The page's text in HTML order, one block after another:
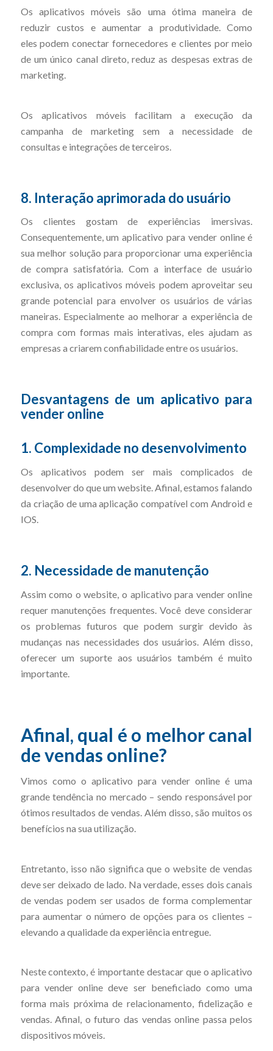
Os aplicativos móveis são uma ótima maneira de
reduzir custos e aumentar a produtividade. Como
eles podem conectar fornecedores e clientes por meio
de um único canal direto, reduz as despesas extras de
marketing.
Os aplicativos móveis facilitam a execução da
campanha de marketing sem a necessidade de
consultas e integrações de terceiros.
8. Interação aprimorada do usuário
Os clientes gostam de experiências imersivas.
Consequentemente, um aplicativo para vender online é
sua melhor solução para proporcionar uma experiência
de compra satisfatória. Com a interface de usuário
exclusiva, os aplicativos móveis podem aproveitar seu
grande potencial para envolver os usuários de várias
maneiras. Especialmente ao melhorar a experiência de
compra com formas mais interativas, eles ajudam as
empresas a criarem confiabilidade entre os usuários.
Desvantagens de um aplicativo para
vender online
1. Complexidade no desenvolvimento
Os aplicativos podem ser mais complicados de
desenvolver do que um website. Afinal, estamos falando
da criação de uma aplicação compatível com Android e
IOS.
2. Necessidade de manutenção
Assim como o website, o aplicativo para vender online
requer manutenções frequentes. Você deve considerar
os problemas futuros que podem surgir devido às
mudanças nas necessidades dos usuários. Além disso,
oferecer um suporte aos usuários também é muito
importante.
Afinal, qual é o melhor canal
de vendas online?
Vimos como o aplicativo para vender online é uma
grande tendência no mercado – sendo responsável por
ótimos resultados de vendas. Além disso, são muitos os
benefícios na sua utilização.
Entretanto, isso não significa que o website de vendas
deve ser deixado de lado. Na verdade, esses dois canais
de vendas podem ser usados de forma complementar
para aumentar o número de opções para os clientes –
elevando a qualidade da experiência entregue.
Neste contexto, é importante destacar que o aplicativo
para vender online deve ser beneficiado como uma
forma mais próxima de relacionamento, fidelização e
vendas. Afinal, o futuro das vendas online passa pelos
dispositivos móveis.